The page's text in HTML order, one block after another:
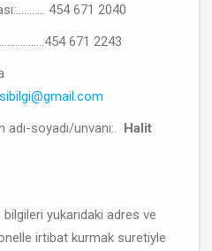
454 671 2040
671 2243
soyadı/unvanı:. Halit
yukarıdaki adres ve
irtibat kurmak suretiyle